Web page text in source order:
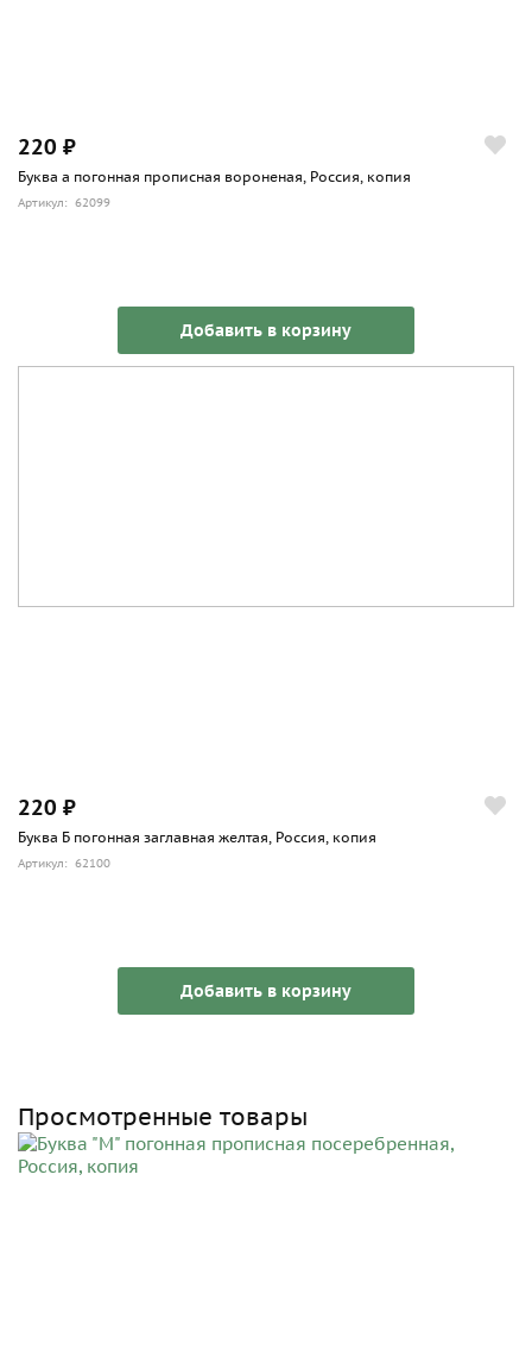
220 ₽
Буква а погонная прописная вороненая, Россия, копия
Артикул: 62099
Добавить в корзину
220 ₽
Буква Б погонная заглавная желтая, Россия, копия
Артикул: 62100
Добавить в корзину
Просмотренные товары